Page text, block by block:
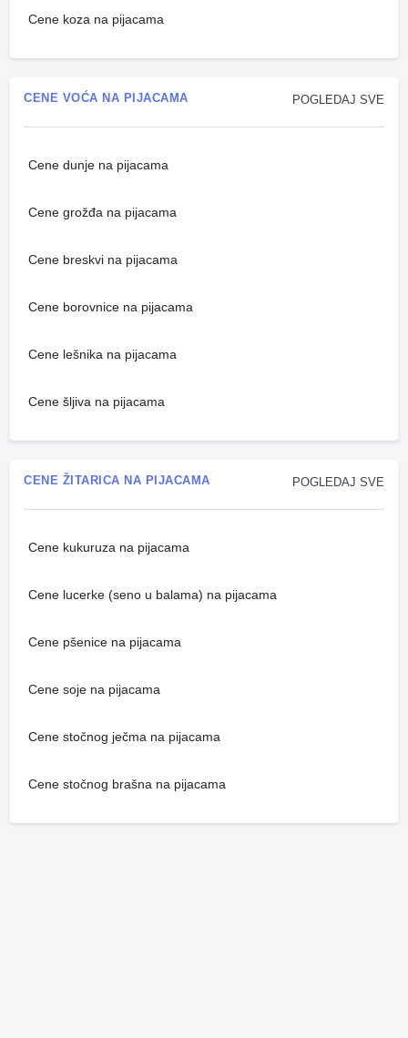
Cene koza na pijacama
POGLEDAJ SVE
CENE VOĆA NA PIJACAMA
Cene dunje na pijacama
Cene grožđa na pijacama
Cene breskvi na pijacama
Cene borovnice na pijacama
Cene lešnika na pijacama
Cene šljiva na pijacama
POGLEDAJ SVE
CENE ŽITARICA NA PIJACAMA
Cene kukuruza na pijacama
Cene lucerke (seno u balama) na pijacama
Cene pšenice na pijacama
Cene soje na pijacama
Cene stočnog ječma na pijacama
Cene stočnog brašna na pijacama